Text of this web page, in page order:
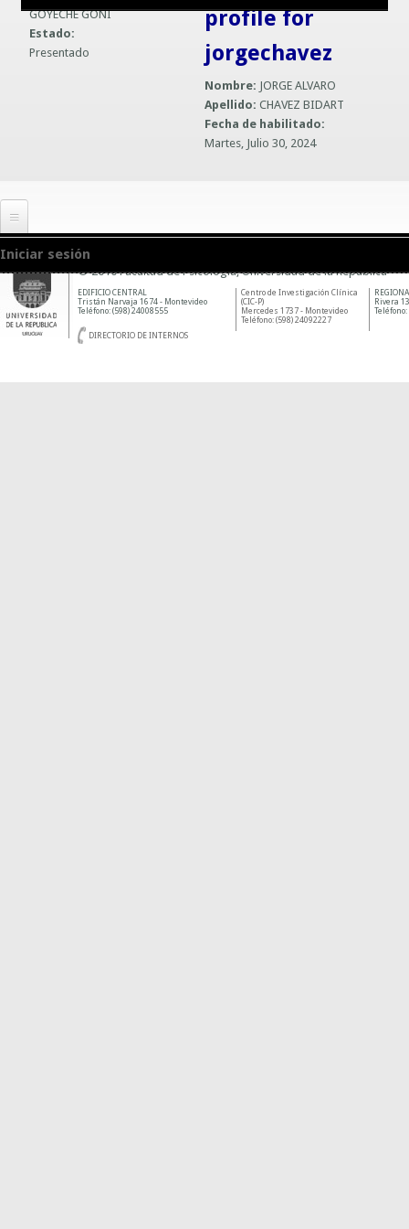
Guías prácticas o proyectos
Guías UCO
Información sobre SPAM y Phising
GOYECHE GOÑI
Estado:
Presentado
profile for
jorgechavez
Nombre: JORGE ALVARO
Apellido: CHAVEZ BIDART
Fecha de habilitado:
Martes, Julio 30, 2024
Iniciar sesión
© 2010 Facultad de Psicología, Universidad de la República
Rivera
Teléfono:
Centro de Investigación Clínica
(CIC-P)
Mercedes 1737 - Montevideo
Teléfono: (598) 24092227
EDIFICIO CENTRAL
Tristán Narvaja 1674 - Montevideo
Teléfono: (598) 24008555
DIRECTORIO DE INTERNOS